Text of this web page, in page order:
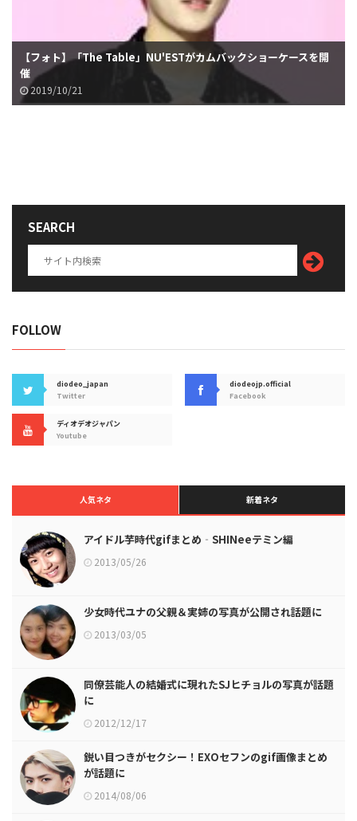
【フォト】「The Table」NU'ESTがカムバックショーケースを開
催
2019/10/21
SEARCH
FOLLOW
diodeo_japan
Twitter
diodeojp.official
Facebook
ディオデオジャパン
Youtube
人気ネタ 新着ネタ
アイドル芋時代gifまとめ‐SHINeeテミン編
2013/05/26
少女時代ユナの父親＆実姉の写真が公開され話題に
2013/03/05
同僚芸能人の結婚式に現れたSJヒチョルの写真が話題
に
2012/12/17
鋭い目つきがセクシー！EXOセフンのgif画像まとめ
が話題に
2014/08/06